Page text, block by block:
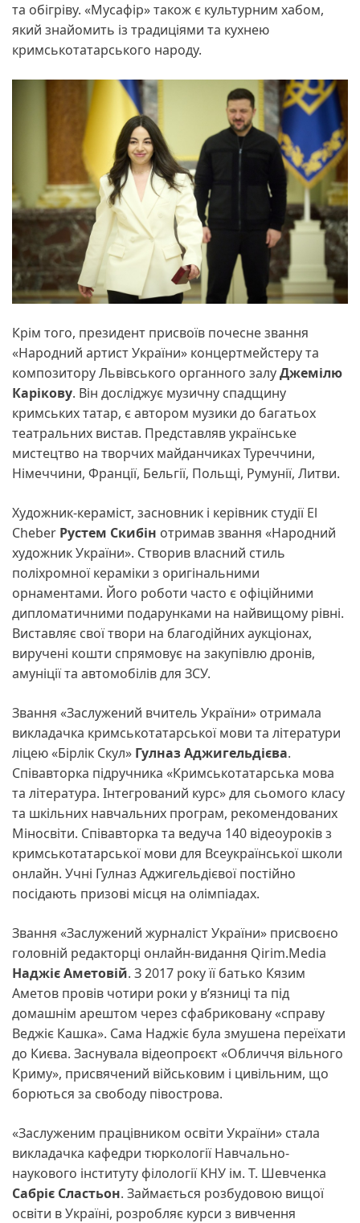
та обігріву. «Мусафір» також є культурним хабом,
який знайомить із традиціями та кухнею
кримськотатарського народу.
Крім того, президент присвоїв почесне звання
«Народний артист України» концертмейстеру та
композитору Львівського органного залуДжемілю
Карікову. Він досліджує музичну спадщину
кримських татар, є автором музики до багатьох
театральних вистав. Представляв українське
мистецтво на творчих майданчиках Туреччини,
Німеччини, Франції, Бельгії, Польщі, Румунії, Литви.
Художник-кераміст, засновник і керівник студії El
Cheber Рустем Скибін отримав звання «Народний
художник України». Створив власний стиль
поліхромної кераміки з оригінальними
орнаментами. Його роботи часто є офіційними
дипломатичними подарунками на найвищому рівні.
Виставляє свої твори на благодійних аукціонах,
виручені кошти спрямовує на закупівлю дронів,
амуніції та автомобілів для ЗСУ.
Звання «Заслужений вчитель України» отримала
викладачка кримськотатарської мови та літератури
ліцею «Бірлік Скул» Гулназ Аджигельдієва.
Співавторка підручника «Кримськотатарська мова
та література. Інтегрований курс» для сьомого класу
та шкільних навчальних програм, рекомендованих
Міносвіти. Співавторка та ведуча 140 відеоуроків з
кримськотатарської мови для Всеукраїнської школи
онлайн. Учні Гулназ Аджигельдієвої постійно
посідають призові місця на олімпіадах.
Звання «Заслужений журналіст України» присвоєно
головній редакторці онлайн-видання Qirim.Media
Наджіє Аметовій. З 2017 року її батько Кязим
Аметов провів чотири роки у в’язниці та під
домашнім арештом через сфабриковану «справу
Веджіє Кашка». Сама Наджіє була змушена переїхати
до Києва. Заснувала відеопроєкт «Обличчя вільного
Криму», присвячений військовим і цивільним, що
борються за свободу півострова.
«Заслуженим працівником освіти України» стала
викладачка кафедри тюркології Навчально-
наукового інституту філології КНУ ім. Т. Шевченка
Сабріє Сластьон. Займається розбудовою вищої
освіти в Україні, розробляє курси з вивчення